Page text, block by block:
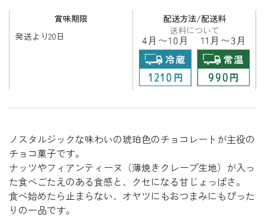
賞味期限
発送より20日
配送方法/配送料
送料について
ノスタルジックな味わいの琥珀色のチョコレートが主役の
チョコ菓子です。
ナッツやフィアンティーヌ（薄焼きクレープ生地）が入っ
た食べごたえのある食感と、クセになる甘じょっぱさ。
食べ始めたら止まらない、オヤツにもおつまみにもぴった
りの一品です。